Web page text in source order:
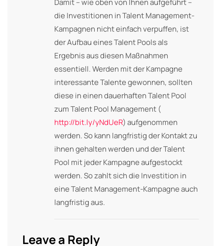
die Investitionen in Talent Management-
Kampagnen nicht einfach verpuffen, ist
der Aufbau eines Talent Pools als
Ergebnis aus diesen Maßnahmen
essentiell. Werden mit der Kampagne
interessante Talente gewonnen, sollten
diese in einen dauerhaften Talent Pool
zum Talent Pool Management (
http://bit.ly/yNdUeR) aufgenommen
werden. So kann langfristig der Kontakt zu
ihnen gehalten werden und der Talent
Pool mit jeder Kampagne aufgestockt
werden. So zahlt sich die Investition in
eine Talent Management-Kampagne auch
langfristig aus.
Leave a Reply